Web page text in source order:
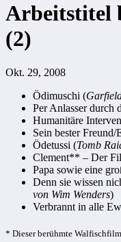
Arbeitstitel
(2)
Okt. 29, 2008
Ödimuschi (
Per Anlasser durch
Humanitäre
Sein bester
Ödetussi (Tomb
Clement** – Der
Papa sowie eine
Denn sie wissen
von Wim Wenders)
Verbrannt in alle
* Dieser berühmte